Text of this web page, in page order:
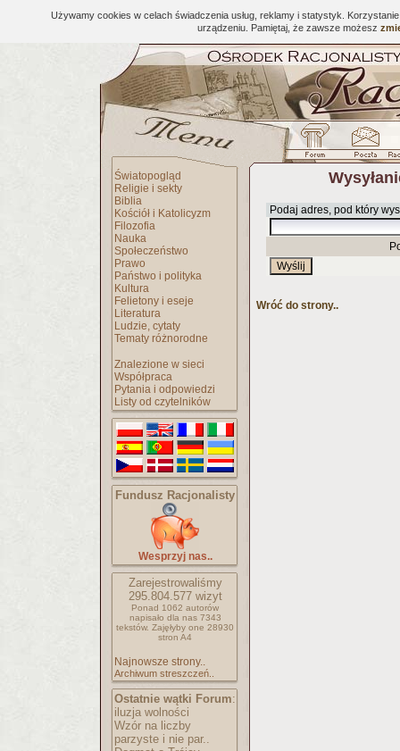
Używamy cookies w celach świadczenia usług, reklamy i statystyk.
urządzeniu. Pamiętaj, że zawsze możesz
Światopogląd
Religie i sekty
Biblia
Kościół i Katolicyzm
Filozofia
Nauka
Społeczeństwo
Prawo
Państwo i polityka
Kultura
Felietony i eseje
Literatura
Ludzie, cytaty
Tematy różnorodne
Znalezione w sieci
Współpraca
Pytania i odpowiedzi
Listy od czytelników
Fundusz Racjonalisty
Wesprzyj nas..
Zarejestrowaliśmy
295.804.577wizyt
Ponad 1062 autorów
napisało dla nas 7343
tekstów. Zajęłyby one 28930
stron A4
Najnowsze strony..
Archiwum streszczeń..
Ostatnie wątki Forum:
iluzja wolności
Wzór na liczby
parzyste i nie par..
Podaj adres, pod który
Wróć do strony..